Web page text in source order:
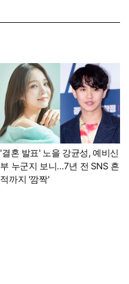
'결혼 발표' 노을 강균성, 예비신
부 누군지 보니…7년 전 SNS 흔
적까지 '깜짝'